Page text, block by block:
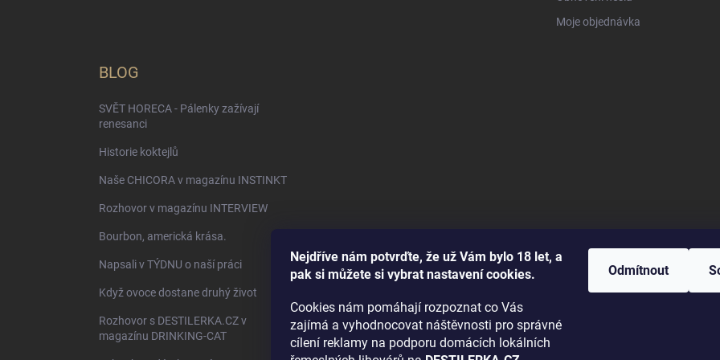
Nejdříve nám potvrďte, že už Vám bylo 18 let, a
pak si můžete si vybrat nastavení cookies.
Cookies nám pomáhají rozpoznat co Vás
zajímá a vyhodnocovat náštěvnosti pro správné
cílení reklamy na podporu domácích lokálních
Odmítnout
Moje objednávka
BLOG
SVĚT HORECA - Pálenky zažívají
renesanci
Historie koktejlů
Naše CHICORA v magazínu INSTINKT
Rozhovor v magazínu INTERVIEW
Bourbon, americká krása.
Napsali v TÝDNU o naší práci
Když ovoce dostane druhý život
Rozhovor s DESTILERKA.CZ v
magazínu DRINKING-CAT